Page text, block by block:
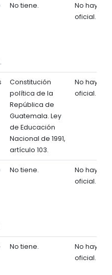
No tiene.
No hay a
oficial.
Constitución
política de la
República de
Guatemala. Ley
de Educación
Nacional de 1991,
artículo 103.
No hay a
oficial.
No tiene.
No hay a
oficial.
No tiene.
No hay a
oficial.